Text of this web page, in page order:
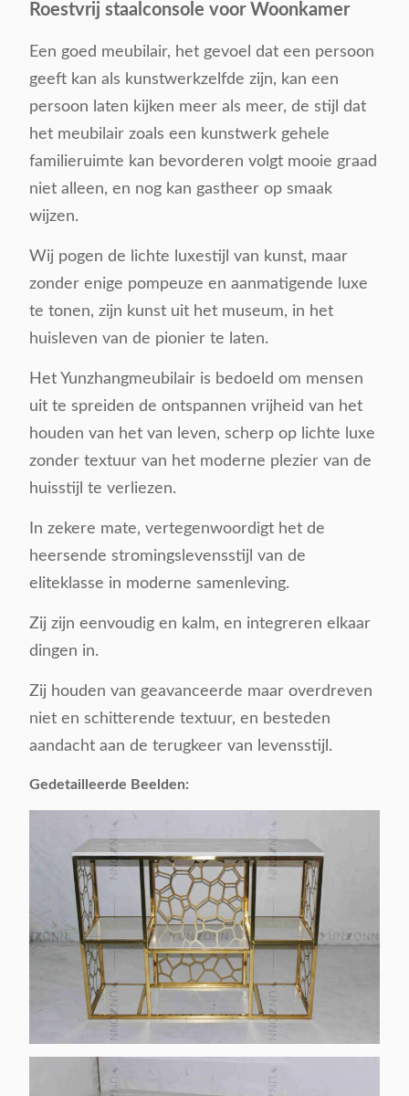
Roestvrij staalconsole voor Woonkamer
Een goed meubilair, het gevoel dat een persoon
geeft kan als kunstwerkzelfde zijn, kan een
persoon laten kijken meer als meer, de stijl dat
het meubilair zoals een kunstwerk gehele
familieruimte kan bevorderen volgt mooie graad
niet alleen, en nog kan gastheer op smaak
wijzen.
Wij pogen de lichte luxestijl van kunst, maar
zonder enige pompeuze en aanmatigende luxe
te tonen, zijn kunst uit het museum, in het
huisleven van de pionier te laten.
Het Yunzhangmeubilair is bedoeld om mensen
uit te spreiden de ontspannen vrijheid van het
houden van het van leven, scherp op lichte luxe
zonder textuur van het moderne plezier van de
huisstijl te verliezen.
In zekere mate, vertegenwoordigt het de
heersende stromingslevensstijl van de
eliteklasse in moderne samenleving.
Zij zijn eenvoudig en kalm, en integreren elkaar
dingen in.
Zij houden van geavanceerde maar overdreven
niet en schitterende textuur, en besteden
aandacht aan de terugkeer van levensstijl.
Gedetailleerde Beelden: